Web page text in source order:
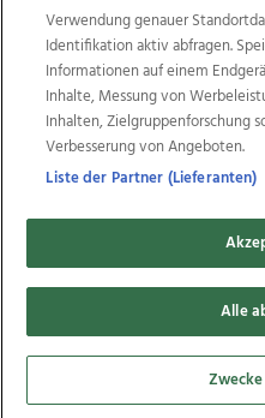
Weitere Angebote des
TV1 di-mog-i.at
Life Radio
OÖN Karriere
OÖN
Regionaljobs
Copyrights © 2026
Cookie
Verwendung genauer
Identifikation aktiv abfragen.
Informationen auf einem
Inhalte, Messung von
Inhalten, Zielgruppenforschung
Verbesserung von Angeboten.
Liste der Partner (Lieferanten)
Alle